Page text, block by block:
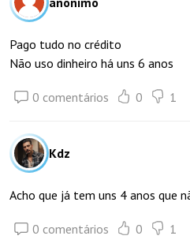
Pago tudo no crédito
Não uso dinheiro há uns 6 anos
0 comentários 0 1
Kdz
Acho que já tem uns 4 anos que
0 comentários 0 1